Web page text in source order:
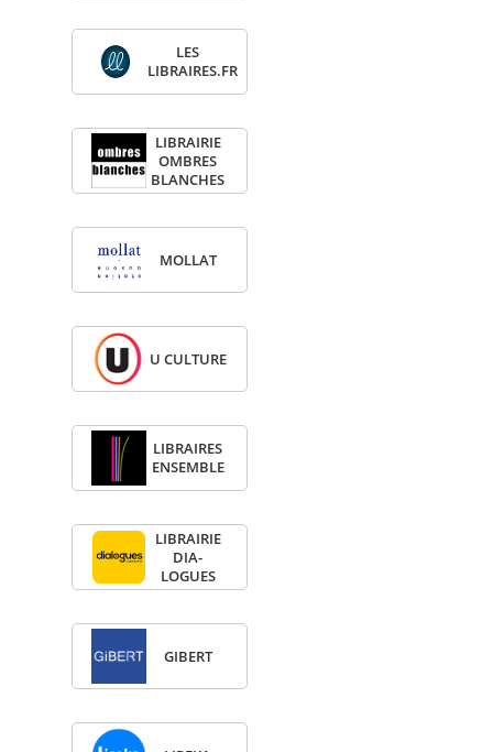
LES
LIBRAIRES.FR
LIBRAI­RIE
OMBRES
BLANCHES
MOL­LAT
U CULTURE
LIBRAIRES
ENSEMBLE
LIBRAI­RIE
DIA­
LOGUES
GIBERT